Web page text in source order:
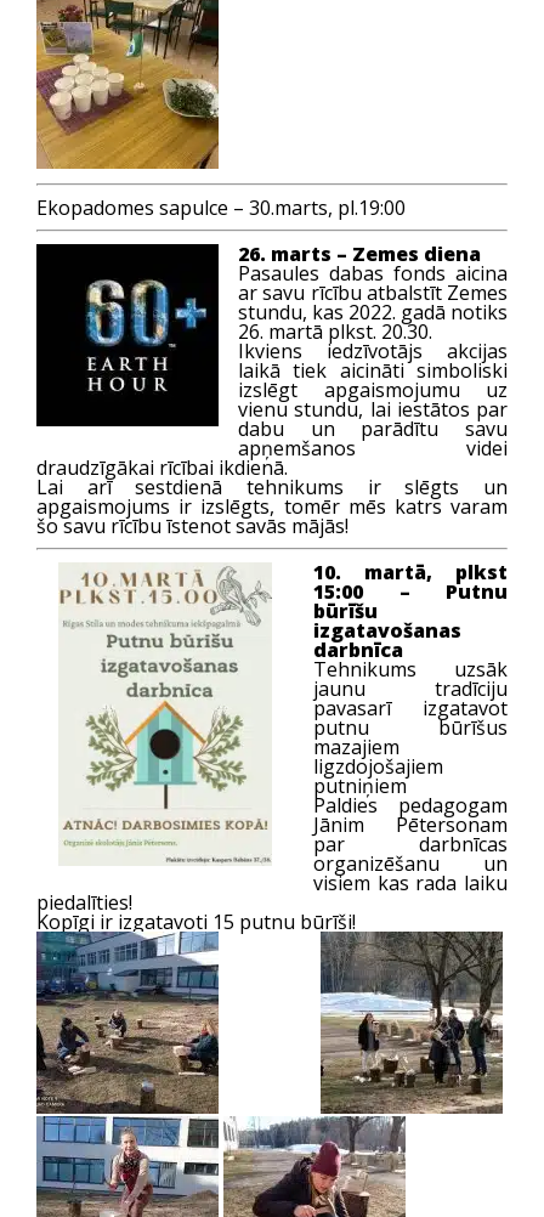
Ekopadomes sapulce – 30.marts, pl.19:00
26. marts – Zemes diena
Pasaules dabas fonds aicina
ar savu rīcību atbalstīt Zemes
stundu, kas 2022. gadā notiks
26. martā plkst. 20.30.
Ikviens iedzīvotājs akcijas
laikā tiek aicināti simboliski
izslēgt apgaismojumu uz
vienu stundu, lai iestātos par
dabu un parādītu savu
apņemšanos videi
draudzīgākai rīcībai ikdienā.
Lai arī sestdienā tehnikums ir slēgts un
apgaismojums ir izslēgts, tomēr mēs katrs varam
šo savu rīcību īstenot savās mājās!
10. martā, plkst
15:00 – Putnu
būrīšu
izgatavošanas
darbnīca
Tehnikums uzsāk
jaunu tradīciju
pavasarī izgatavot
putnu būrīšus
mazajiem
ligzdojošajiem
putniņiem
Paldies pedagogam
Jānim Pētersonam
par darbnīcas
organizēšanu un
visiem kas rada laiku
piedalīties!
Kopīgi ir izgatavoti 15 putnu būrīši!